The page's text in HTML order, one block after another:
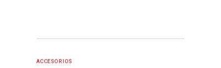
AÑADIR AL CARRITO
ACCESORIOS